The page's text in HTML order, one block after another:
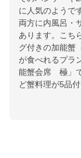
に人気のようで
両方に内風呂・
あります。こち
グ付きの加能蟹
が食べれるプラ
能蟹会席 極」
ど蟹料理が5品付